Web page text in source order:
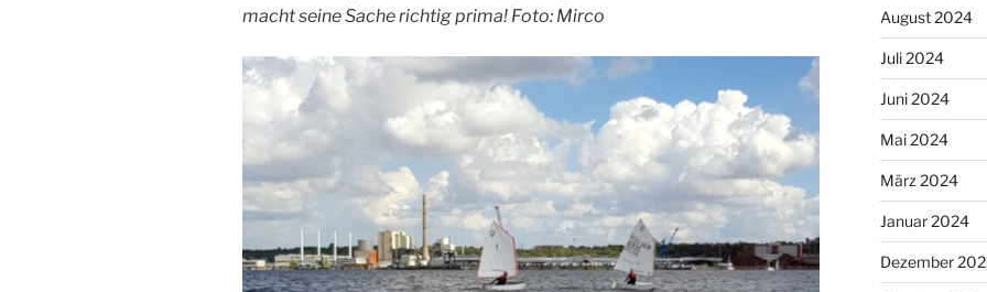
macht seine Sache richtig prima! Foto: Mirco
August 2024
Juli 2024
Juni 2024
Mai 2024
März 2024
Januar 2024
Dezember